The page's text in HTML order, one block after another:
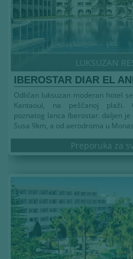
LUKSUZAN
IBEROSTAR DIAR EL
Odličan luksuzan moderan hotel
Kantaoui, na peščanoj plaži.
poznatog lanca Iberostar. daljen
Susa 9km, a od aerodroma u
Preporuka za